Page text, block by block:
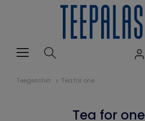
Teegeschirr Tea for one
Tea for one